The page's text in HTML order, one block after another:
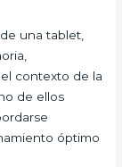
una tablet,
contexto de la
de ellos
óptimo